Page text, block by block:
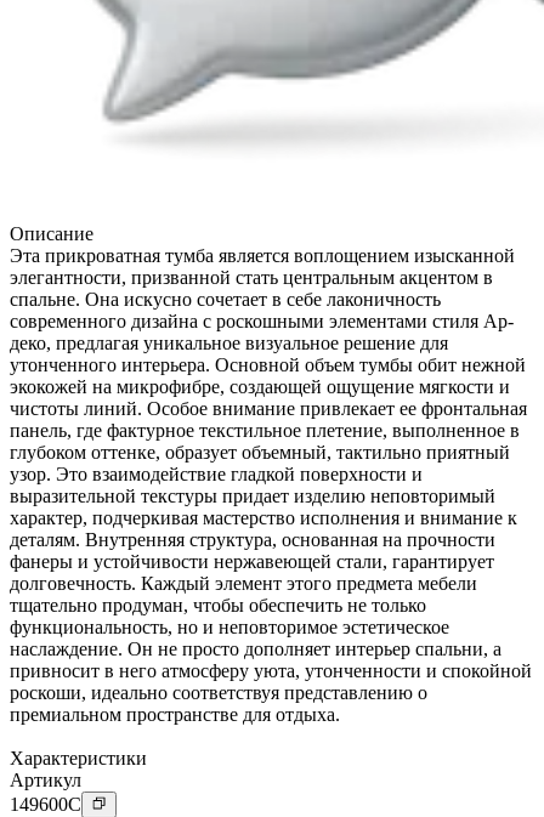
Описание
Эта прикроватная тумба является воплощением изысканной
элегантности, призванной стать центральным акцентом в
спальне. Она искусно сочетает в себе лаконичность
современного дизайна с роскошными элементами стиля Ар-
деко, предлагая уникальное визуальное решение для
утонченного интерьера. Основной объем тумбы обит нежной
экокожей на микрофибре, создающей ощущение мягкости и
чистоты линий. Особое внимание привлекает ее фронтальная
панель, где фактурное текстильное плетение, выполненное в
глубоком оттенке, образует объемный, тактильно приятный
узор. Это взаимодействие гладкой поверхности и
выразительной текстуры придает изделию неповторимый
характер, подчеркивая мастерство исполнения и внимание к
деталям. Внутренняя структура, основанная на прочности
фанеры и устойчивости нержавеющей стали, гарантирует
долговечность. Каждый элемент этого предмета мебели
тщательно продуман, чтобы обеспечить не только
функциональность, но и неповторимое эстетическое
наслаждение. Он не просто дополняет интерьер спальни, а
привносит в него атмосферу уюта, утонченности и спокойной
роскоши, идеально соответствуя представлению о
премиальном пространстве для отдыха.
Характеристики
Артикул
149600C